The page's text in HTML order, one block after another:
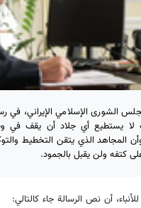
الشورى الإسلامي الإيراني، في
لا يستطيع أي جلاد أن يقف في
المجاهد الذي يتقن التخطيط
كتفه ولن يقبل بالجمود.
أن نص الرسالة جاء كالتالي: